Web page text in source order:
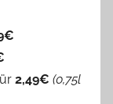
2,49€ (0,75l